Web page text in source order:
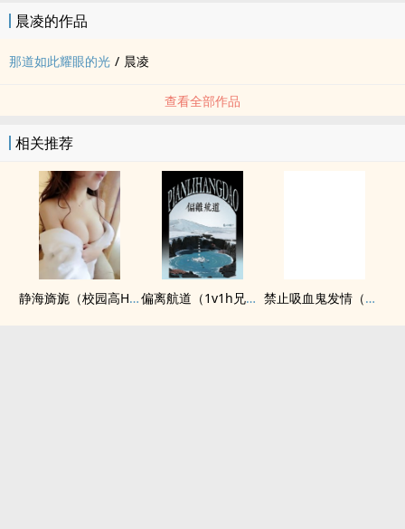
晨凌的作品
那道如此耀眼的光 / 晨凌
查看全部作品
相关推荐
静海旖旎（校园高H） 偏离航道（1v1h兄妹骨科bg） 禁止吸血鬼发情（姐狗高H 1v1）